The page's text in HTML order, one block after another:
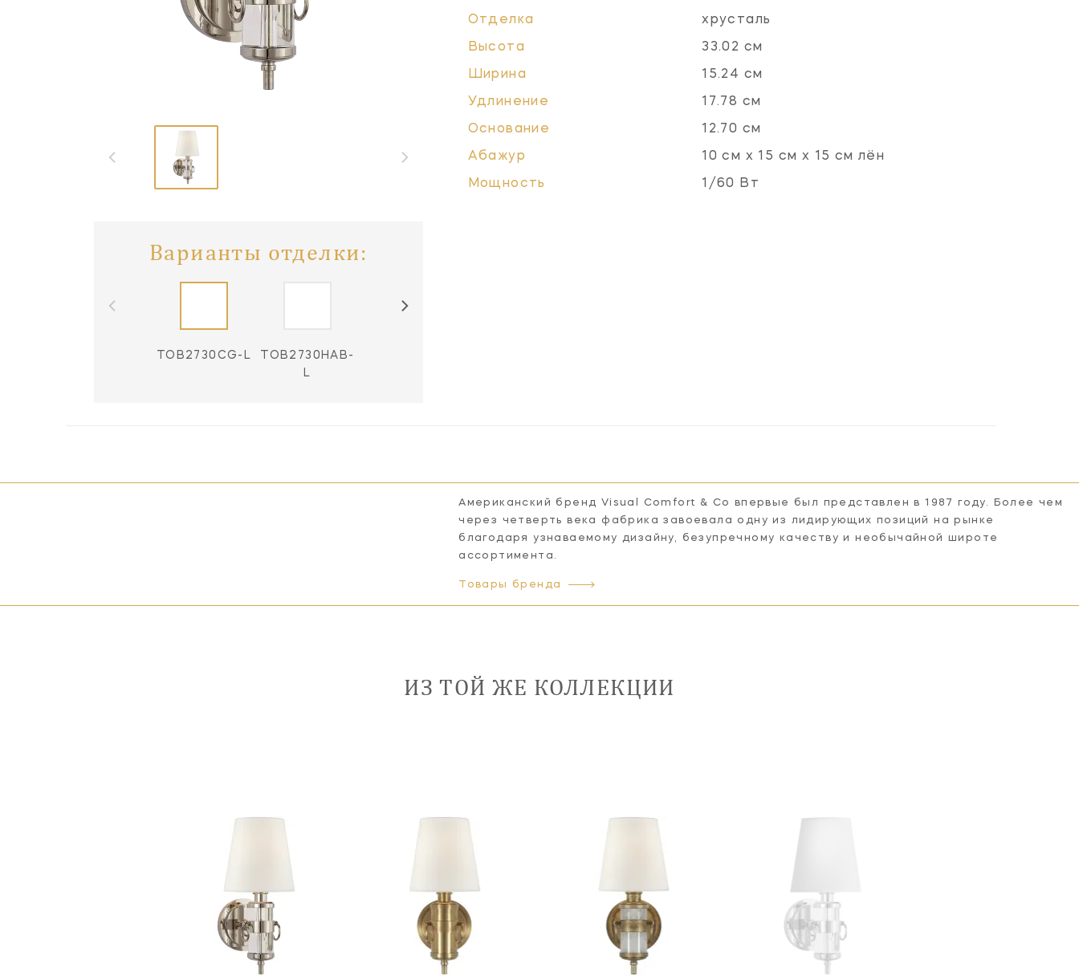
Варианты отделки:
TOB2730CG-L
TOB2730HAB-
L
Отделка хрусталь
Высота 33.02 см
Ширина 15.24 см
Удлинение 17.78 см
Основание 12.70 см
Абажур 10 см x 15 см x 15 см лён
Мощность 1/60 Вт
Американский бренд Visual Comfort & Co впервые был представлен в 1987 году. Более чем
через четверть века фабрика завоевала одну из лидирующих позиций на рынке
благодаря узнаваемому дизайну, безупречному качеству и необычайной широте
ассортимента.
Товары бренда
ИЗ ТОЙ ЖЕ КОЛЛЕКЦИИ